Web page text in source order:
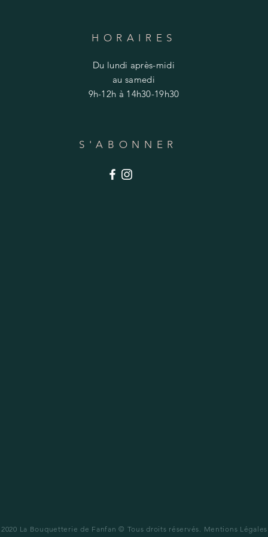
HORAIRES
Du lundi après-midi
au samedi
9h-12h à 14h30-19h30
S'ABONNER
2020 La Bouquetterie de Fanfan © Tous droits réservés. Mentions Légales